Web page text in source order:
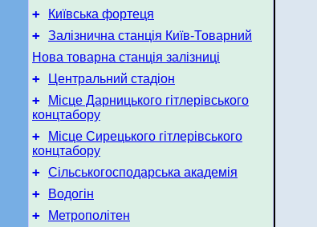
+ Київська фортеця
+ Залізнична станція Київ-Товарний
Нова товарна станція залізниці
+ Центральний стадіон
+
Місце Дарницького гітлерівського
концтабору
+
Місце Сирецького гітлерівського
концтабору
+ Сільськогосподарська академія
+ Водогін
+ Метрополітен